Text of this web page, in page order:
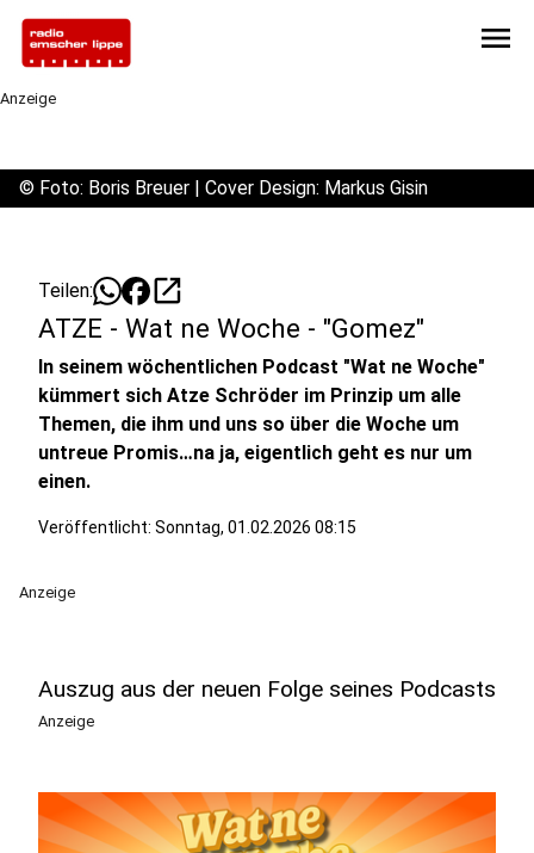
menu
Anzeige
© Foto: Boris Breuer | Cover Design: Markus Gisin
Teilen: open_in_new
ATZE - Wat ne Woche - "Gomez"
In seinem wöchentlichen Podcast "Wat ne Woche"
kümmert sich Atze Schröder im Prinzip um alle
Themen, die ihm und uns so über die Woche um
untreue Promis…na ja, eigentlich geht es nur um
einen.
Veröffentlicht: Sonntag, 01.02.2026 08:15
Anzeige
Auszug aus der neuen Folge seines Podcasts
Anzeige